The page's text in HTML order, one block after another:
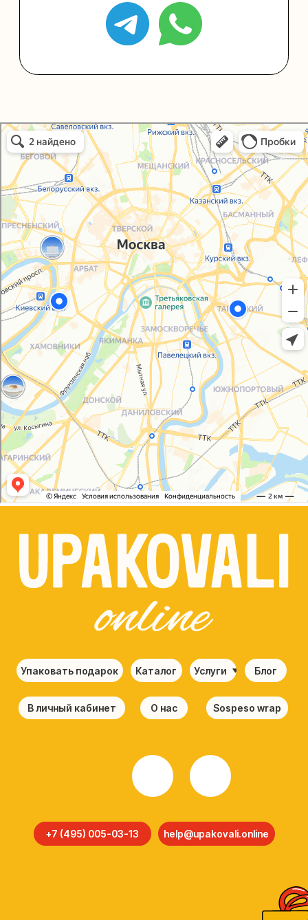
Упаковали Онлайн в Москве
Москва
Согласие на обработку персональных данных
Политика конфиденциальности
© 2021-2025, ООО "УПАКОВАЛИ ОНЛАЙН"
Сайт разработалаbogachevas